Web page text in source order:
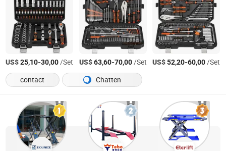
US$25,10-30,00/Set US$63,60-70,00/Set US$52,20-60,00/Set
contact
Chatten